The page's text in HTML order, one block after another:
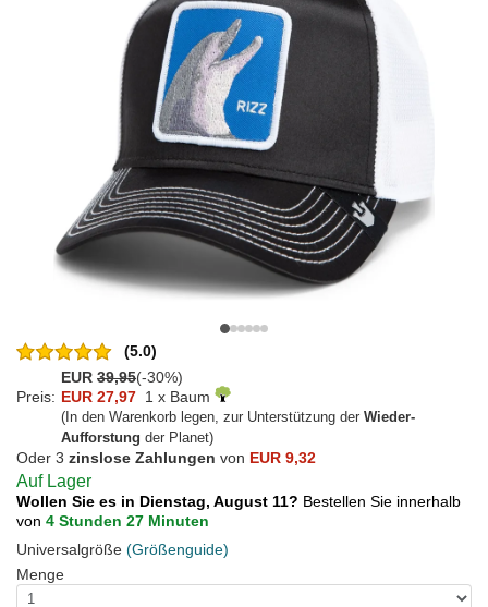
(5.0)
EUR 39,95(-30%)
Preis: EUR 27,97 1 x Baum
(In den Warenkorb legen, zur Unterstützung der Wieder-
Aufforstung der Planet)
Oder 3 zinslose Zahlungen von EUR 9,32
Auf Lager
Wollen Sie es in Dienstag, August 11? Bestellen Sie innerhalb
von 4 Stunden 27 Minuten
Universalgröße (Größenguide)
Menge